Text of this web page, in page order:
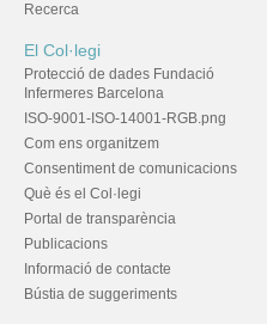
Recerca
El Col·legi
Protecció de dades Fundació
Infermeres Barcelona
ISO-9001-ISO-14001-RGB.png
Com ens organitzem
Consentiment de comunicacions
Què és el Col·legi
Portal de transparència
Publicacions
Informació de contacte
Bústia de suggeriments